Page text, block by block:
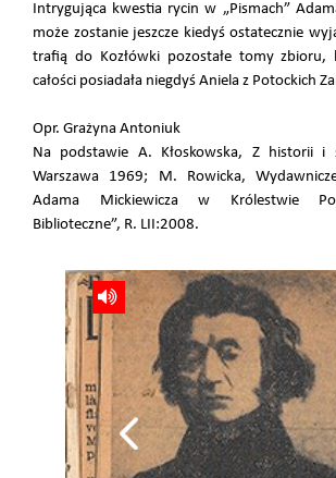
Intrygująca kwestia rycin w „Pismach”
może zostanie jeszcze kiedyś ostatecznie
trafią do Kozłówki pozostałe tomy
całości posiadała niegdyś Aniela z Potockich
Opr. Grażyna Antoniuk
Na podstawie A. Kłoskowska, Z historii i
Warszawa 1969; M. Rowicka,
Adama Mickiewicza w Królestwie
Biblioteczne”, R. LII:2008.